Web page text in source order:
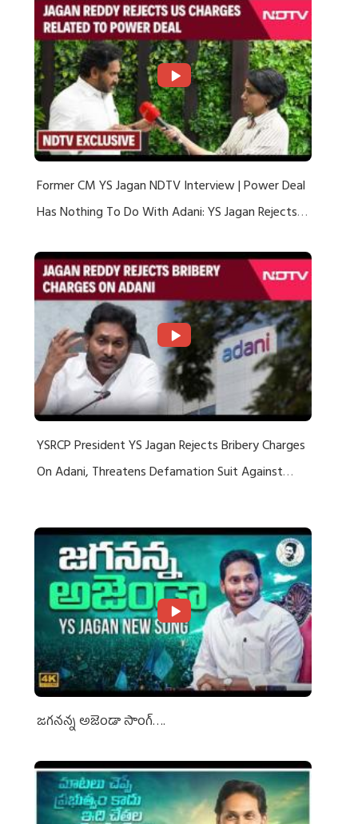
Former CM YS Jagan NDTV Interview | Power Deal
Has Nothing To Do With Adani: YS Jagan Rejects
YSRCP President YS Jagan Rejects Bribery Charges
On Adani, Threatens Defamation Suit Against
జగనన్న అజెండా సాంగ్….